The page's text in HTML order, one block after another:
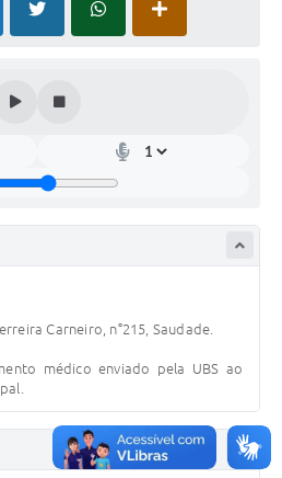
e Defesa do
Carneiro, n°215, Saudade.
médico enviado pela UBS ao